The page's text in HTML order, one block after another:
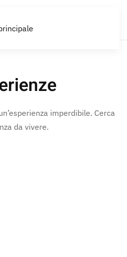
imperdibile. Cerca
da vivere.